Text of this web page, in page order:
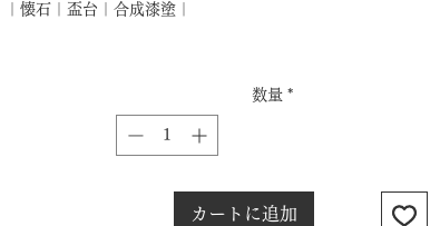
｜懐石｜盃台｜合成漆塗｜
数量 *
カートに追加